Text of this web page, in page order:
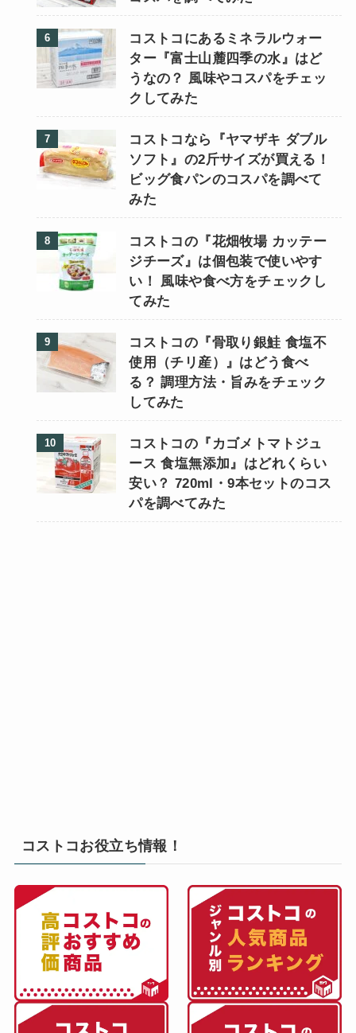
コストコにあるミネラルウォー
ター『富士山麓四季の水』はど
うなの？ 風味やコスパをチェッ
クしてみた
コストコなら『ヤマザキ ダブル
ソフト』の2斤サイズが買える！
ビッグ食パンのコスパを調べて
みた
コストコの『花畑牧場 カッテー
ジチーズ』は個包装で使いやす
い！ 風味や食べ方をチェックし
てみた
コストコの『骨取り銀鮭 食塩不
使用（チリ産）』はどう食べ
る？ 調理方法・旨みをチェック
してみた
コストコの『カゴメトマトジュ
ース 食塩無添加』はどれくらい
安い？ 720ml・9本セットのコス
パを調べてみた
コストコお役立ち情報！